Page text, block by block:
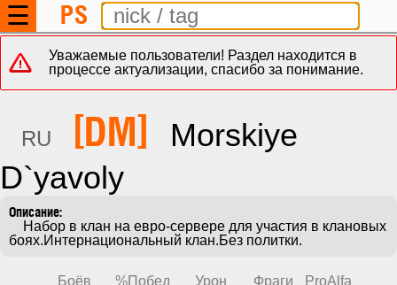
☰ PS
Уважаемые пользователи! Раздел находится в
процессе актуализации, спасибо за понимание.
RU [DM]
Morskiye
D`yavoly
боях.Интернациональный клан.Без политки.
Боёв %Побед Урон Фраги ProAlfa